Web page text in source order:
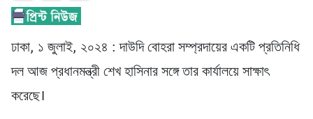
ঢাকা, ১ জুলাই, ২০২৪ : দাউদি বোহরা সম্প্রদায়ের একটি প্রতিনিধি
দল আজ প্রধানমন্ত্রী শেখ হাসিনার সঙ্গে তার কার্যালয়ে সাক্ষাৎ
করেছে।